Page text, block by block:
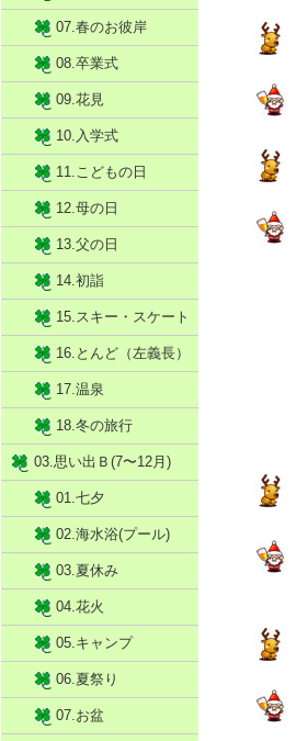
07.春のお彼岸
08.卒業式
09.花見
10.入学式
11.こどもの日
12.母の日
13.父の日
14.初詣
15.スキー・スケート
16.とんど（左義長）
17.温泉
18.冬の旅行
03.思い出Ｂ(7〜12月)
01.七夕
02.海水浴(プール)
03.夏休み
04.花火
05.キャンプ
06.夏祭り
07.お盆